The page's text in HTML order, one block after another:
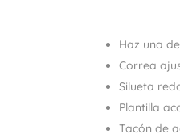
Haz una
Correa
Silueta
Plantilla
Tacón de